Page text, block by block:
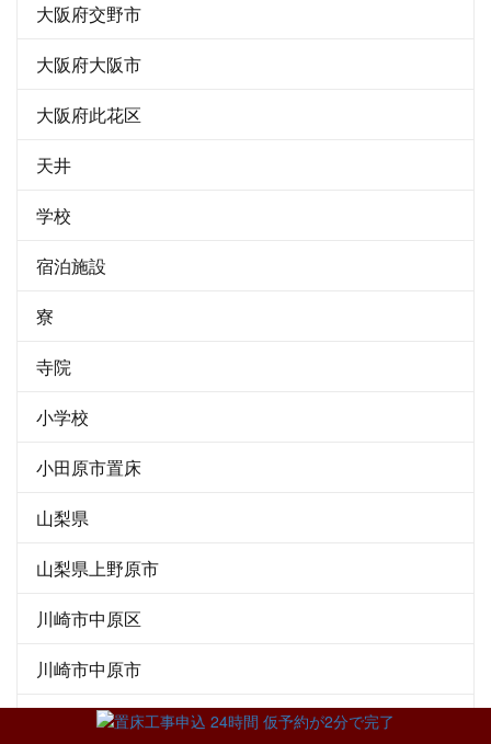
大阪府交野市
大阪府大阪市
大阪府此花区
天井
学校
宿泊施設
寮
寺院
小学校
小田原市置床
山梨県
山梨県上野原市
川崎市中原区
川崎市中原市
川崎市多摩区